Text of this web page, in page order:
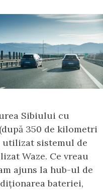
Sibiului cu
350 de kilometri
utilizat sistemul de
Waze. Ce vreau
ajuns la hub-ul de
bateriei,